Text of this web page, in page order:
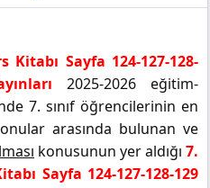
Kitabı Sayfa 124-127-128-
2025-2026 eğitim-
7. sınıf öğrencilerinin en
arasında bulunan ve
konusunun yer aldığı 7.
Sayfa 124-127-128-129